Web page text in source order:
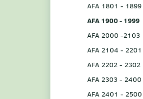
AFA 1801 - 1899
AFA 1900 - 1999
AFA 2000 -2103
AFA 2104 - 2201
AFA 2202 - 2302
AFA 2303 - 2400
AFA 2401 - 2500